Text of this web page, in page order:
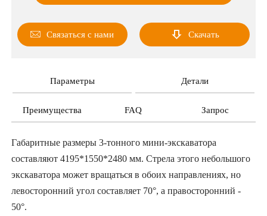
 Связаться с нами  Скачать
Параметры Детали
Преимущества FAQ Запрос
Габаритные размеры 3-тонного мини-экскаватора
составляют 4195*1550*2480 мм. Стрела этого небольшого
экскаватора может вращаться в обоих направлениях, но
левосторонний угол составляет 70°, а правосторонний -
50°.